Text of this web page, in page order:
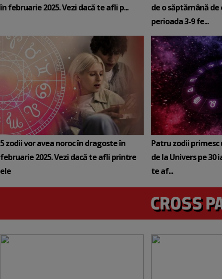
în februarie 2025. Vezi dacă te afli p...
de o săptămână de
perioada 3-9 fe...
5 zodii vor avea noroc în dragoste în
februarie 2025. Vezi dacă te afli printre
ele
Patru zodii primesc
de la Univers pe 30
te af...